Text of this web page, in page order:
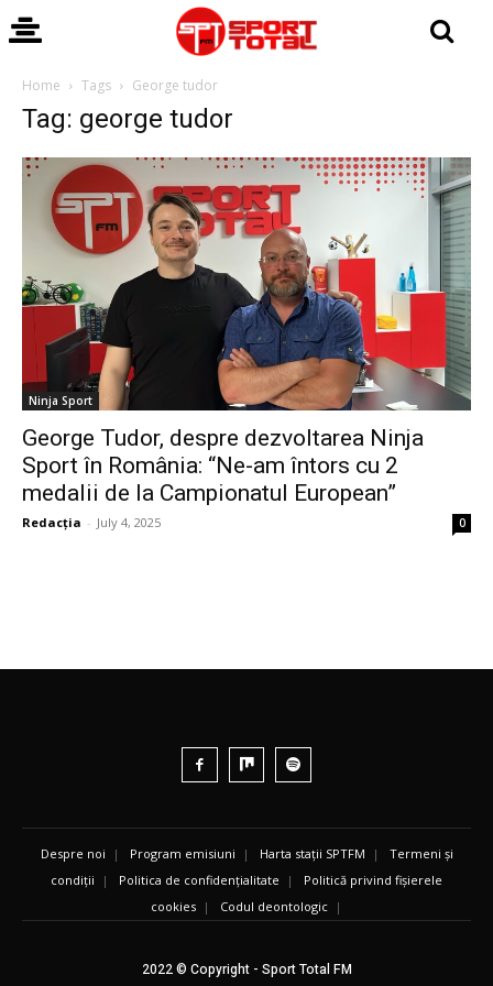
Home Tags George tudor
Tag: george tudor
Ninja Sport
George Tudor, despre dezvoltarea Ninja
Sport în România: “Ne-am întors cu 2
medalii de la Campionatul European”
Redacția - July 4, 2025 0
Despre noi | Program emisiuni | Harta stații SPTFM | Termeni și
condiții | Politica de confidențialitate | Politică privind fișierele
cookies | Codul deontologic |
2022 © Copyright - Sport Total FM